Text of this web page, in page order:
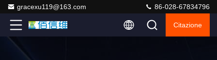
gracexu119@163.com 86-028-67834796
Citazione